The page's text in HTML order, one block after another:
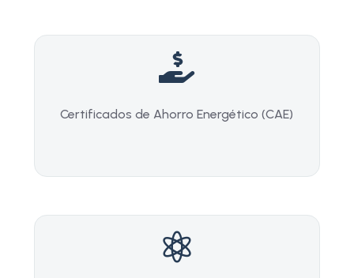

Certificados de Ahorro Energético (CAE)
